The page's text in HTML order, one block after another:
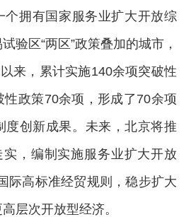
个拥有国家服务业扩大开放综
验区“两区”政策叠加的城市，
来，累计实施140余项突破性
政策70余项，形成了70余项
度创新成果。未来，北京将推
实，编制实施服务业扩大开放
际高标准经贸规则，稳步扩大
层次开放型经济。